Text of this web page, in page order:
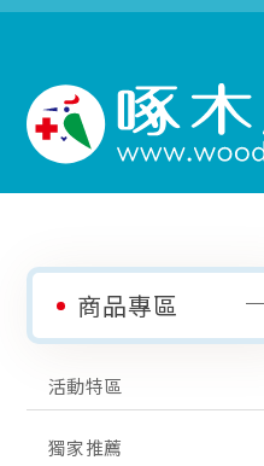
商品專區
活動特區
獨家推薦